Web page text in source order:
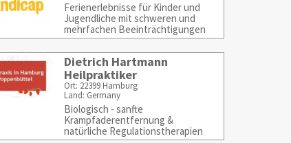
Ferienerlebnisse für Kinder und
Jugendliche mit schweren und
mehrfachen Beeinträchtigungen
Dietrich Hartmann
Heilpraktiker
Ort: 22399 Hamburg
Land: Germany
Biologisch - sanfte
Krampfaderentfernung &
natürliche Regulationstherapien